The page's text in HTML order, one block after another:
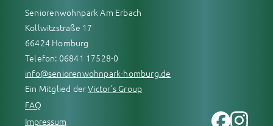
Seniorenwohnpark Am Erbach
Kollwitzstraße 17
66424 Homburg
Telefon: 06841 17528-0
info@seniorenwohnpark-homburg.de
Ein Mitglied derVictor’s Group
FAQ
Impressum